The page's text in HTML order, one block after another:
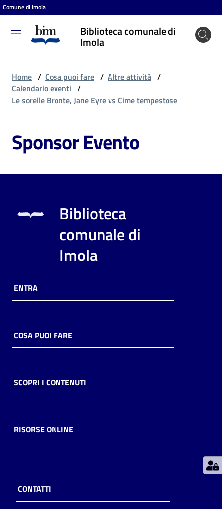
Vai al contenuto
Vai alla navigazione
Vai al footer
Comune di Imola
Biblioteca comunale di
Imola
Biblioteca
comunale
Cosa
fare
Scopri
online
Piani
Decentrate
Home / Cosa puoi fare / Altre attività /
Calendario eventi /
Le sorelle Bronte, Jane Eyre vs Cime tempestose
Sponsor Evento
Biblioteca
comunale di
Imola
ENTRA
COSA PUOI FARE
SCOPRI I CONTENUTI
RISORSE ONLINE
CONTATTI